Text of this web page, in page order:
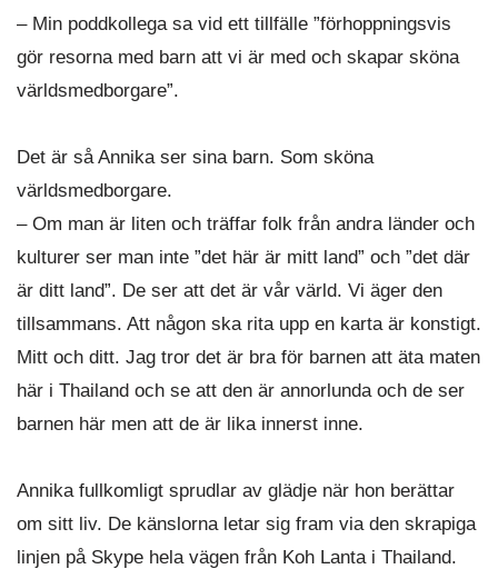
– Min poddkollega sa vid ett tillfälle ”förhoppningsvis
gör resorna med barn att vi är med och skapar sköna
världsmedborgare”.
Det är så Annika ser sina barn. Som sköna
världsmedborgare.
– Om man är liten och träffar folk från andra länder och
kulturer ser man inte ”det här är mitt land” och ”det där
är ditt land”. De ser att det är vår värld. Vi äger den
tillsammans. Att någon ska rita upp en karta är konstigt.
Mitt och ditt. Jag tror det är bra för barnen att äta maten
här i Thailand och se att den är annorlunda och de ser
barnen här men att de är lika innerst inne.
Annika fullkomligt sprudlar av glädje när hon berättar
om sitt liv. De känslorna letar sig fram via den skrapiga
linjen på Skype hela vägen från Koh Lanta i Thailand.